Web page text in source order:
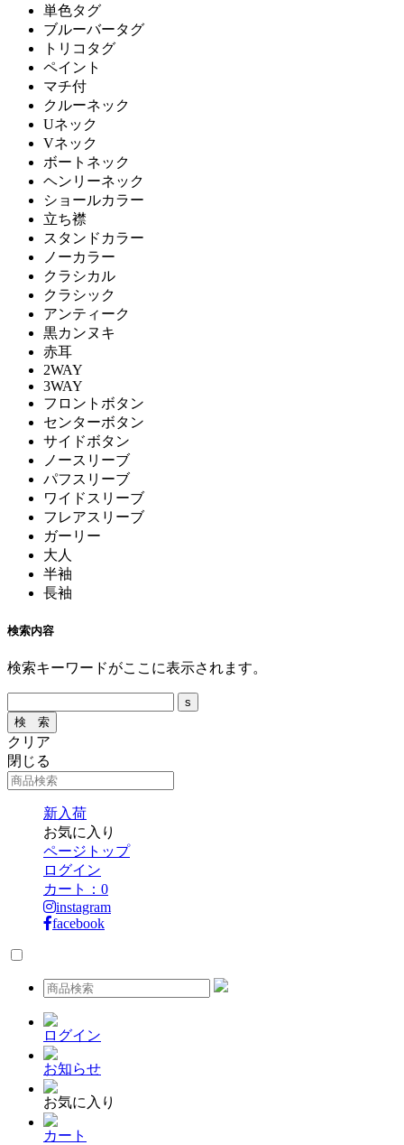
単色タグ
ブルーバータグ
トリコタグ
ペイント
マチ付
クルーネック
Uネック
Vネック
ボートネック
ヘンリーネック
ショールカラー
立ち襟
スタンドカラー
ノーカラー
クラシカル
クラシック
アンティーク
黒カンヌキ
赤耳
2WAY
3WAY
フロントボタン
センターボタン
サイドボタン
ノースリーブ
パフスリーブ
ワイドスリーブ
フレアスリーブ
ガーリー
大人
半袖
長袖
検索内容
検索キーワードがここに表示されます。
クリア
閉じる
新入荷
お気に入り
ページトップ
ログイン
カート： 0
instagram
facebook
ログイン
お知らせ
お気に入り
カート